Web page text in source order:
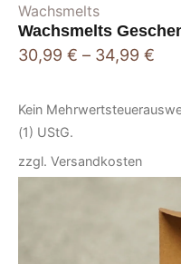
Wachsmelts
Wachsmelts
30,99 € – 34,99 €
Kein
(1) UStG.
zzgl. Versandkosten